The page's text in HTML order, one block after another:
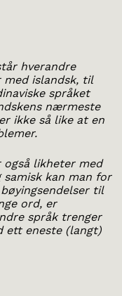
hverandre
med islandsk, til
språket
nærmeste
ikke så like at en
også likheter med
samisk kan man for
til
ord, er
språk trenger
ett eneste (langt)